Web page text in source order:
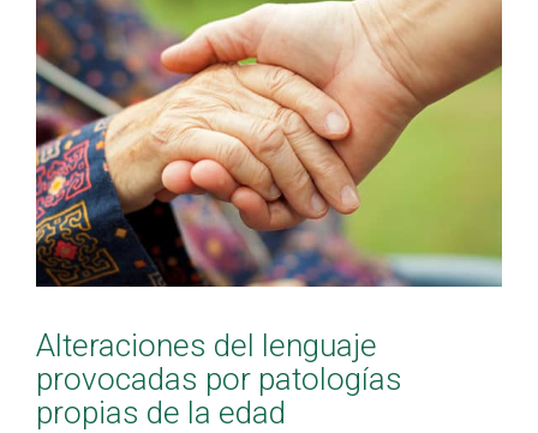
Alteraciones del lenguaje
provocadas por patologías
propias de la edad